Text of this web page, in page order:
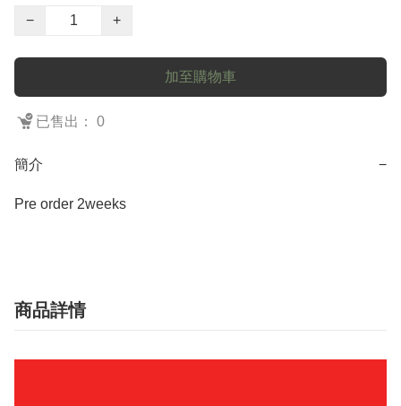
−
+
加至購物車
已售出： 0
簡介 −
Pre order 2weeks
商品詳情